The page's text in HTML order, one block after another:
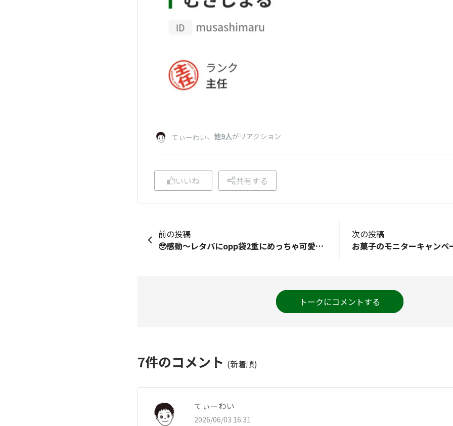
てぃーわい、 他9人がリアクション
いいね 共有する
前の投稿
🥹感動〜レタパにopp袋2重にめっちゃ可愛いステッカー💕ありがとうございます😃
次の投稿
トークにコメントする
7件のコメント (新着順)
てぃーわい
2026/06/03 16:31